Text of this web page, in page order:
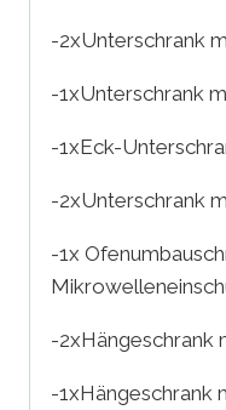
-2xUnterschrank
-1xUnterschrank
-1xEck-
-2xUnterschrank
-1x
-2xHängeschrank
-1xHängeschrank